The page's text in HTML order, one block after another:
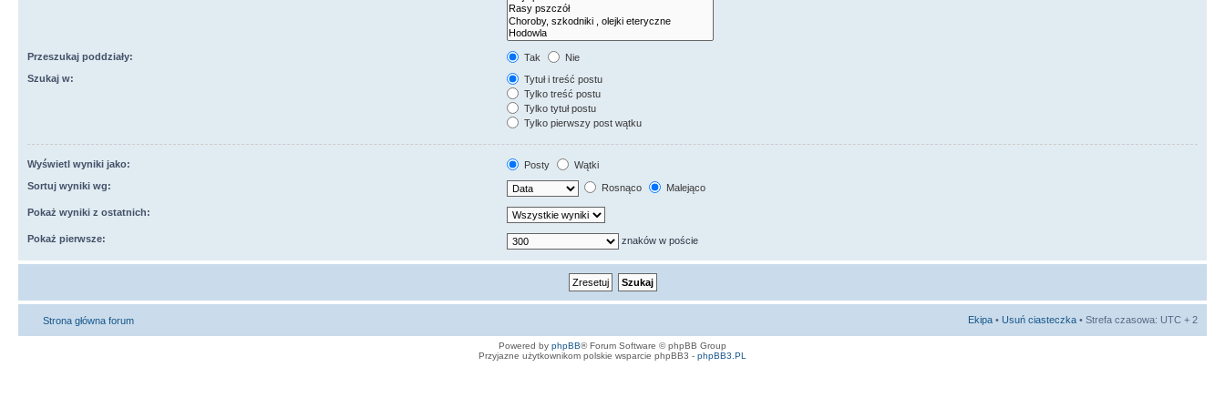
Przeszukaj poddziały: Tak
Nie
Szukaj w:
Tytuł i treść postu
Tylko treść postu
Tylko tytuł postu
Tylko pierwszy post wątku
Wyświetl wyniki jako: Posty
Wątki
Sortuj wyniki wg:
Rosnąco Malejąco
Pokaż wyniki z ostatnich:
Pokaż pierwsze: znaków w poście
Strona główna forum Ekipa • Usuń ciasteczka • Strefa czasowa: UTC + 2
Powered by phpBB® Forum Software © phpBB Group
Przyjazne użytkownikom polskie wsparcie phpBB3 - phpBB3.PL